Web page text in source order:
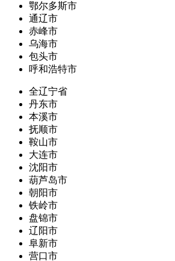
鄂尔多斯市
通辽市
赤峰市
乌海市
包头市
呼和浩特市
全辽宁省
丹东市
本溪市
抚顺市
鞍山市
大连市
沈阳市
葫芦岛市
朝阳市
铁岭市
盘锦市
辽阳市
阜新市
营口市